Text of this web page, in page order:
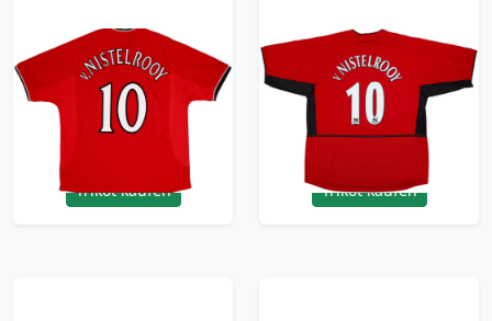
2000-02 Manchester
United Home Shirt
V.Nistelrooy #10 -
10/10 - (XXL)
299.99£ · ca. €354
Trikot kaufen
2002-04 Manchester
United Home Shirt
v.Nistelrooy #10 - 8/10
- (XXL)
299.99£ · ca. €354
Trikot kaufen